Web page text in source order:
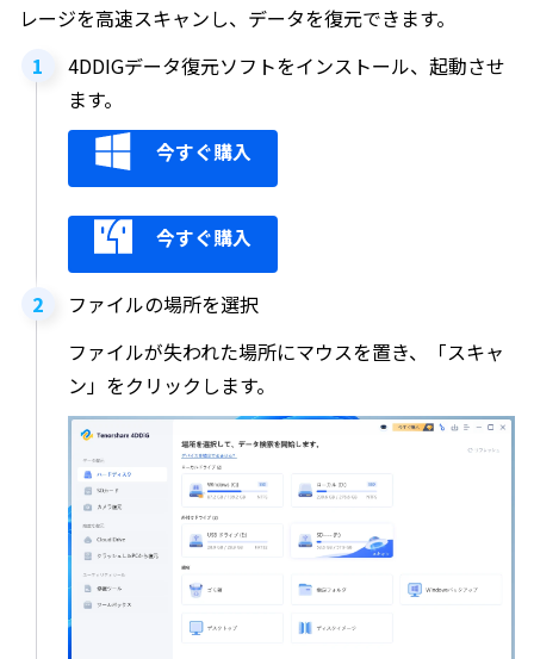
レージを高速スキャンし、データを復元できます。
4DDIGデータ復元ソフトをインストール、起動させ
ます。
今すぐ購入
今すぐ購入
ファイルの場所を選択
ファイルが失われた場所にマウスを置き、「スキャ
ン」をクリックします。